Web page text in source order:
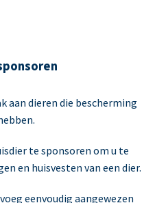
aan dieren die bescherming
te sponsoren om u te
en huisvesten van een dier.
eenvoudig aangewezen